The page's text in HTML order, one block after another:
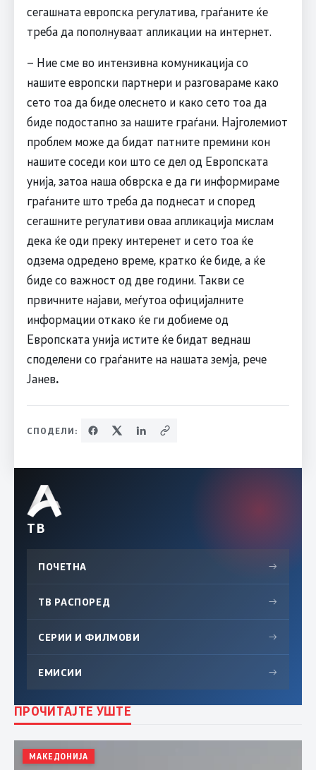
сегашната европска регулатива, граѓаните ќе
треба да пополнуваат апликации на интернет.
– Ние сме во интензивна комуникација со
нашите европски партнери и разговараме како
сето тоа да биде олеснето и како сето тоа да
биде подостапно за нашите граѓани. Најголемиот
проблем може да бидат патните премини кон
нашите соседи кои што се дел од Европската
унија, затоа наша обврска е да ги информираме
граѓаните што треба да поднесат и според
сегашните регулативи оваа апликација мислам
дека ќе оди преку интеренет и сето тоа ќе
одзема одредено време, кратко ќе биде, а ќе
биде со важност од две години. Такви се
првичните најави, меѓутоа официјалните
информации откако ќе ги добиеме од
Европската унија истите ќе бидат веднаш
споделени со граѓаните на нашата земја, рече
Јанев.
СПОДЕЛИ:
ТВ
ПОЧЕТНА →
ТВ РАСПОРЕД →
СЕРИИ И ФИЛМОВИ →
ЕМИСИИ →
ПРОЧИТАЈТЕ УШТЕ
МАКЕДОНИЈА